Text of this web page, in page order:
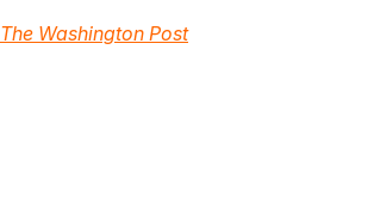
The Washington Post